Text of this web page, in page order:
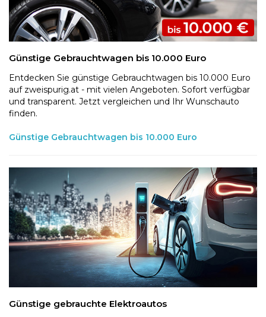
Günstige Gebrauchtwagen bis 10.000 Euro
Entdecken Sie günstige Gebrauchtwagen bis 10.000 Euro
auf zweispurig.at - mit vielen Angeboten. Sofort verfügbar
und transparent. Jetzt vergleichen und Ihr Wunschauto
finden.
Günstige Gebrauchtwagen bis 10.000 Euro
Günstige gebrauchte Elektroautos